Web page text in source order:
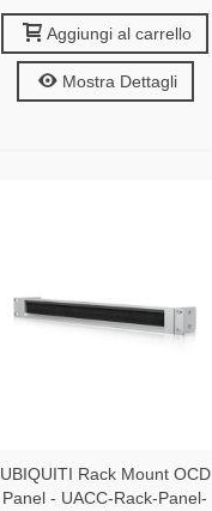
Aggiungi al carrello
Mostra Dettagli
UBIQUITI Rack Mount OCD
Panel - UACC-Rack-Panel-